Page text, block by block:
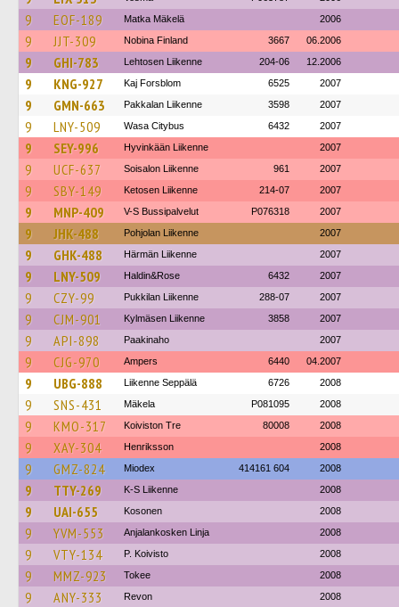
9 EOF-189 Matka Mäkelä 2006
9 JJT-309 Nobina Finland 3667 06.2006
9 GHI-783 Lehtosen Liikenne 204-06 12.2006
9 KNG-927 Kaj Forsblom 6525 2007
9 GMN-663 Pakkalan Liikenne 3598 2007
9 LNY-509 Wasa Citybus 6432 2007
9 SEY-996 Hyvinkään Liikenne 2007
9 UCF-637 Soisalon Liikenne 961 2007
9 SBY-149 Ketosen Liikenne 214-07 2007
9 MNP-409 V-S Bussipalvelut P076318 2007
9 JHK-488 Pohjolan Liikenne 2007
9 GHK-488 Härmän Liikenne 2007
9 LNY-509 Haldin&Rose 6432 2007
9 CZY-99 Pukkilan Liikenne 288-07 2007
9 CJM-901 Kylmäsen Liikenne 3858 2007
9 API-898 Paakinaho 2007
9 CJG-970 Ampers 6440 04.2007
9 UBG-888 Liikenne Seppälä 6726 2008
9 SNS-431 Mäkela P081095 2008
9 KMO-317 Koiviston Tre 80008 2008
9 XAY-304 Henriksson 2008
9 GMZ-824 Miodex 414161 604 2008
9 TTY-269 K-S Liikenne 2008
9 UAI-655 Kosonen 2008
9 YVM-553 Anjalankosken Linja 2008
9 VTY-134 P. Koivisto 2008
9 MMZ-923 Tokee 2008
9 ANY-333 Revon 2008